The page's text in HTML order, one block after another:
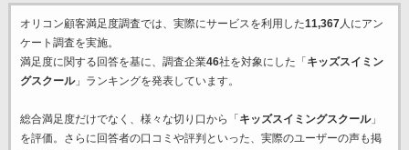
オリコン顧客満足度調査では、実際にサービスを利用した11,367人にアン
ケート調査を実施。
満足度に関する回答を基に、調査企業46社を対象にした「 キッズスイミン
グスクール」ランキングを発表しています。
総合満足度だけでなく、様々な切り口から「 キッズスイミングスクール」
を評価。さらに回答者の口コミや評判といった、実際のユーザーの声も掲